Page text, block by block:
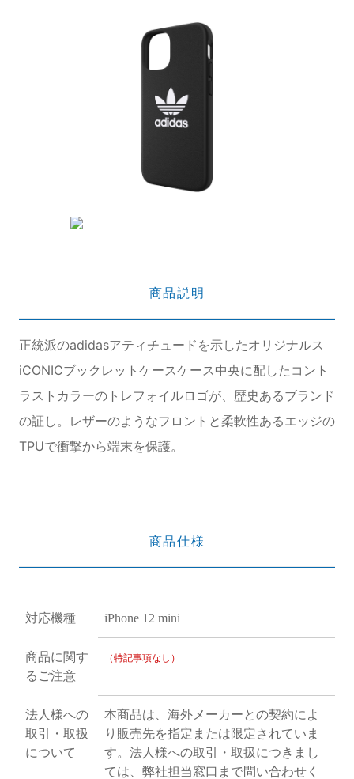
商品説明
正統派のadidasアティチュードを示したオリジナルス
iCONICブックレットケースケース中央に配したコント
ラストカラーのトレフォイルロゴが、歴史あるブランド
の証し。レザーのようなフロントと柔軟性あるエッジの
TPUで衝撃から端末を保護。
商品仕様
対応機種 iPhone 12 mini
商品に関す
るご注意
（特記事項なし）
法人様への
取引・取扱
について
本商品は、海外メーカーとの契約によ
り販売先を指定または限定されていま
す。法人様への取引・取扱につきまし
ては、弊社担当窓口まで問い合わせく